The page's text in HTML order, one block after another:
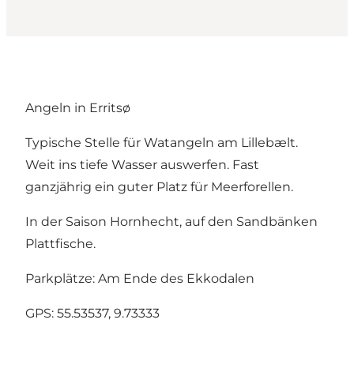
Angeln in Erritsø
Typische Stelle für Watangeln am Lillebælt.
Weit ins tiefe Wasser auswerfen. Fast
ganzjährig ein guter Platz für Meerforellen.
In der Saison Hornhecht, auf den Sandbänken
Plattfische.
Parkplätze: Am Ende des Ekkodalen
GPS: 55.53537, 9.73333